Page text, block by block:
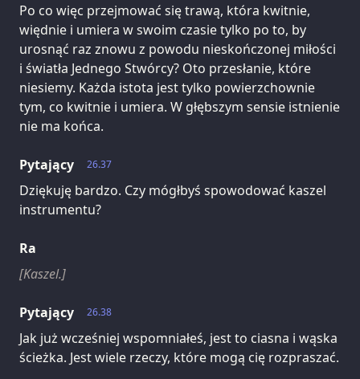
Po co więc przejmować się trawą, która kwitnie,
więdnie i umiera w swoim czasie tylko po to, by
urosnąć raz znowu z powodu nieskończonej miłości
i światła Jednego Stwórcy? Oto przesłanie, które
niesiemy. Każda istota jest tylko powierzchownie
tym, co kwitnie i umiera. W głębszym sensie istnienie
nie ma końca.
26.37
Pytający
Dziękuję bardzo. Czy mógłbyś spowodować kaszel
instrumentu?
Ra
[Kaszel.]
26.38
Pytający
Jak już wcześniej wspomniałeś, jest to ciasna i wąska
ścieżka. Jest wiele rzeczy, które mogą cię rozpraszać.